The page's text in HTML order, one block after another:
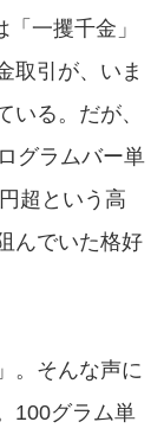
一攫千金」
取引が、いま
る。だが、
グラムバー単
超という高
んでいた格好
。そんな声に
100グラム単